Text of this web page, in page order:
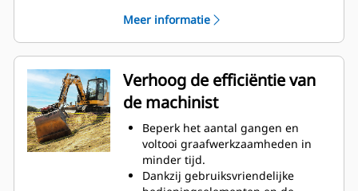
Selecteer uw gewenste doeldiepte
en -helling en het systeem geeft
realtime begeleiding voor diepte,
helling en de horizontale afstand
tot het juiste niveau, met hoogte-
en dieptewaarschuwingen die de
gewenste nivellering of obstakels
weergeven.
Pas de gewenste diepte en helling
gemakkelijk aan via
joystickopdrachten, de interface
Meer informatie
Verhoog de efficiëntie van
de machinist
Beperk het aantal gangen en
voltooi graafwerkzaamheden in
minder tijd.
Dankzij gebruiksvriendelijke